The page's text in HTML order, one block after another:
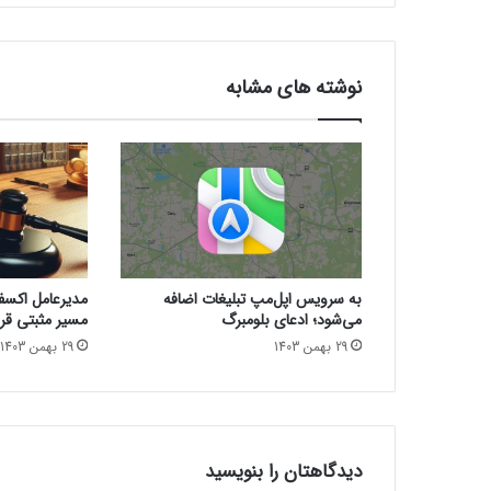
l
3
چ
ه
ز
م
ا
ن
ی
م
ن
ت
ش
م
و
نوشته های مشابه
به سرویس اپل‌مپ تبلیغات اضافه
می‌شود؛ ادعای بلومبرگ
29 بهمن 1403
مدیرعامل
مسیر مثبتی
29 بهمن 1403
دیدگاهتان را بنویسید